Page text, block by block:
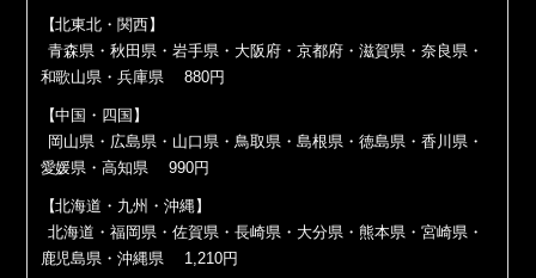
【北東北・関西】
青森県・秋田県・岩手県・大阪府・京都府・滋賀県・奈良県・
和歌山県・兵庫県 880円
【中国・四国】
岡山県・広島県・山口県・鳥取県・島根県・徳島県・香川県・
愛媛県・高知県 990円
【北海道・九州・沖縄】
北海道・福岡県・佐賀県・長崎県・大分県・熊本県・宮崎県・
鹿児島県・沖縄県 1,210円